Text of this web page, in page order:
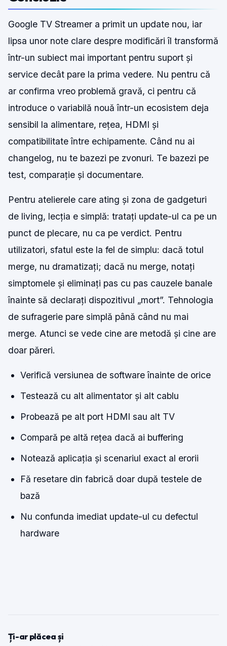
Google TV Streamer a primit un update nou, iar
lipsa unor note clare despre modificări îl transformă
într-un subiect mai important pentru suport și
service decât pare la prima vedere. Nu pentru că
ar confirma vreo problemă gravă, ci pentru că
introduce o variabilă nouă într-un ecosistem deja
sensibil la alimentare, rețea, HDMI și
compatibilitate între echipamente. Când nu ai
changelog, nu te bazezi pe zvonuri. Te bazezi pe
test, comparație și documentare.
Pentru atelierele care ating și zona de gadgeturi
de living, lecția e simplă: tratați update-ul ca pe un
punct de plecare, nu ca pe verdict. Pentru
utilizatori, sfatul este la fel de simplu: dacă totul
merge, nu dramatizați; dacă nu merge, notați
simptomele și eliminați pas cu pas cauzele banale
înainte să declarați dispozitivul „mort”. Tehnologia
de sufragerie pare simplă până când nu mai
merge. Atunci se vede cine are metodă și cine are
doar păreri.
Verifică versiunea de software înainte de orice
Testează cu alt alimentator și alt cablu
Probează pe alt port HDMI sau alt TV
Compară pe altă rețea dacă ai buffering
Notează aplicația și scenariul exact al erorii
Fă resetare din fabrică doar după testele de
bază
Nu confunda imediat update-ul cu defectul
hardware
Ți-ar plăcea și